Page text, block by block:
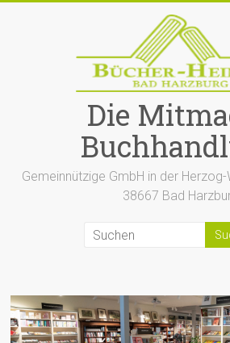
Die
Gemeinnützige GmbH in der
38667 Bad